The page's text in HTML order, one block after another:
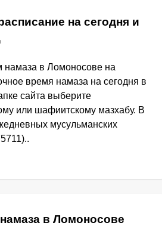
на сегодня и
намаза в Ломоносове на
время намаза на сегодня в
сайта выберите
или шафиитскому мазхабу. В
мусульманских
в Ломоносове